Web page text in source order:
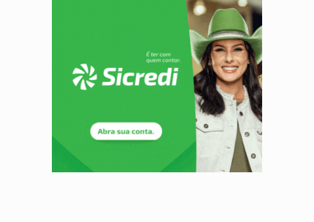
Brasil e Rússia discutem energia nuclear, defesa e
Colisão entre caminhão e carro deixa quatro mortos e um em
ENCONTRO:Amazônia Negra ganha projeção nacional com participação de
Porto Velho tem chances de chuvas isoladas nesta
SINDICATOS UNIDOS: Assembleia Geral delibera greve da educação
PROCESSO SELETIVO: Rondoniaovivo abre oficina de Comunicação com